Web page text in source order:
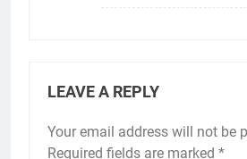
LEAVE A REPLY
Your email address will not be
Required fields are marked *